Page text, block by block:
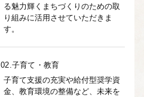
る魅力輝くまちづくりのための取
り組みに活用させていただきま
す。
02.子育て・教育
子育て支援の充実や給付型奨学資
金、教育環境の整備など、未来を